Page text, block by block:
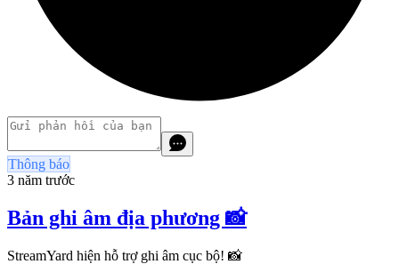
Thông báo
3 năm trước
Bản ghi âm địa phương 📸
StreamYard hiện hỗ trợ ghi âm cục bộ! 📸